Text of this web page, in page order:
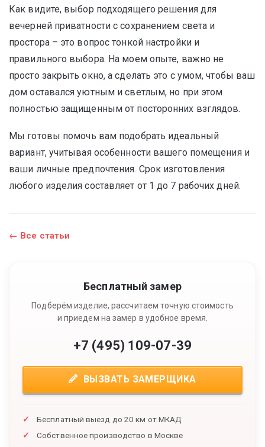
Как видите, выбор подходящего решения для
вечерней приватности с сохранением света и
простора – это вопрос тонкой настройки и
правильного выбора. На моем опыте, важно не
просто закрыть окно, а сделать это с умом, чтобы ваш
дом оставался уютным и светлым, но при этом
полностью защищенным от посторонних взглядов.
Мы готовы помочь вам подобрать идеальный
вариант, учитывая особенности вашего помещения и
ваши личные предпочтения. Срок изготовления
любого изделия составляет от 1 до 7 рабочих дней.
← Все статьи
Бесплатный замер
Подберём изделие, рассчитаем точную стоимость
и приедем на замер в удобное время.
+7 (495) 109-07-39
ВЫЗВАТЬ ЗАМЕРЩИКА
Бесплатный выезд до 20 км от МКАД
Собственное производство в Москве